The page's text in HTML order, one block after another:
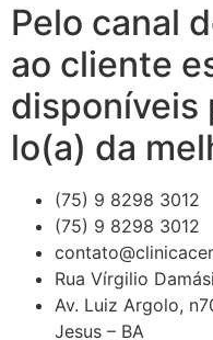
Pelo canal
ao cliente
disponíveis
lo(a) da
(75) 9 8298 3012
(75) 9 8298 3012
Rua Vírgilio
Av. Luiz Argolo,
Jesus – BA